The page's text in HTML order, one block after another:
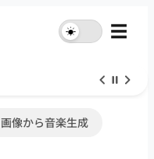
☀︎ ☰
画像から音楽生成